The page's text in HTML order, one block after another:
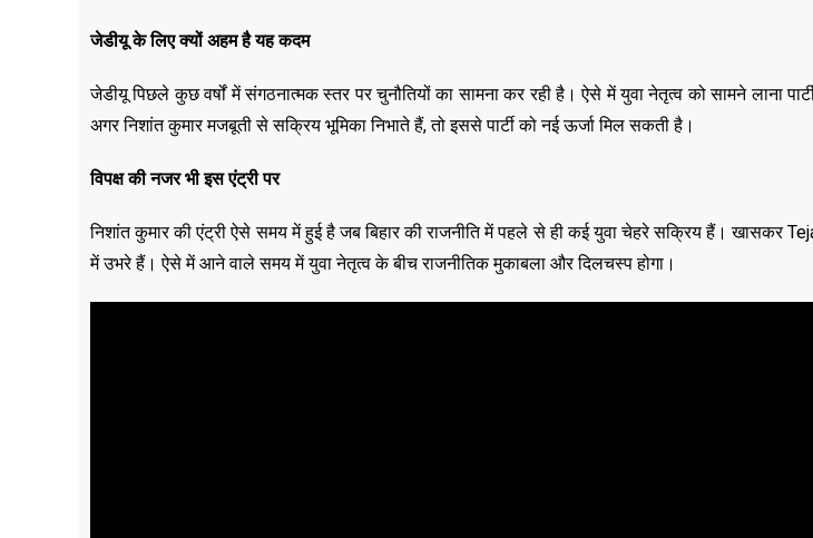
जेडीयू के लिए क्यों अहम है यह कदम
जेडीयू पिछले कुछ वर्षों में संगठनात्मक स्तर पर चुनौतियों का सामना कर रही है। ऐसे में युवा नेतृत्व को सामने लाना
अगर निशांत कुमार मजबूती से सक्रिय भूमिका निभाते हैं, तो इससे पार्टी को नई ऊर्जा मिल सकती है।
विपक्ष की नजर भी इस एंट्री पर
निशांत कुमार की एंट्री ऐसे समय में हुई है जब बिहार की राजनीति में पहले से ही कई युवा चेहरे सक्रिय हैं। खासकर
में उभरे हैं। ऐसे में आने वाले समय में युवा नेतृत्व के बीच राजनीतिक मुकाबला और दिलचस्प होगा।